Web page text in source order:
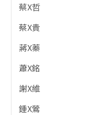
蔡X哲
蔡X貴
蔣X蓁
蕭X銘
謝X維
鍾X鶯